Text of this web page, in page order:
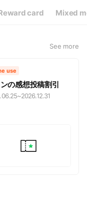
card Mixed
See more
use
の感想投稿割引
~2026.12.31